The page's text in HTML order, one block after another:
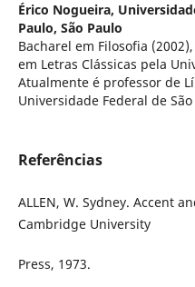
Érico Nogueira,
Paulo, São Paulo
Bacharel em Filosofia
em Letras Clássicas pela
Atualmente é professor de
Universidade Federal de São
Referências
ALLEN, W. Sydney. Accent
Cambridge University
Press, 1973.